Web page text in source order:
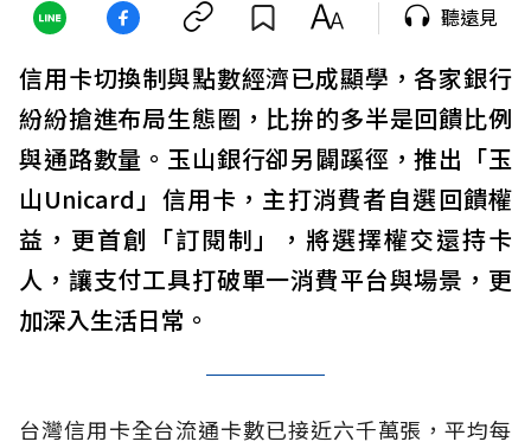
聽遠見
信用卡切換制與點數經濟已成顯學，各家銀行
紛紛搶進布局生態圈，比拚的多半是回饋比例
與通路數量。玉山銀行卻另闢蹊徑，推出「玉
山Unicard」信用卡，主打消費者自選回饋權
益，更首創「訂閱制」，將選擇權交還持卡
人，讓支付工具打破單一消費平台與場景，更
加深入生活日常。
台灣信用卡全台流通卡數已接近六千萬張，平均每